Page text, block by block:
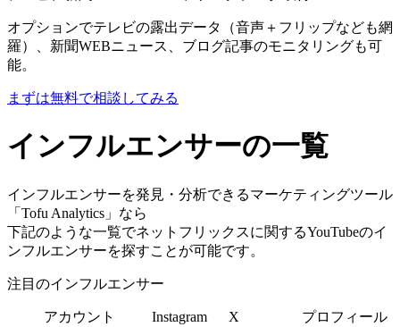
オプションでテレビの露出データ（音声＋フリップなども網
羅）、新聞WEBニュース、ブログ記事のモニタリングも可
能。
まずは無料で相談してみる
インフルエンサーの一覧
インフルエンサーを発見・分析できるマーケティングツール
「Tofu Analytics」なら
下記のような一覧でネットフリックスに関するYouTubeのイ
ンフルエンサーを探すことが可能です。
注目のインフルエンサー
アカウント Instagram X プロフィール